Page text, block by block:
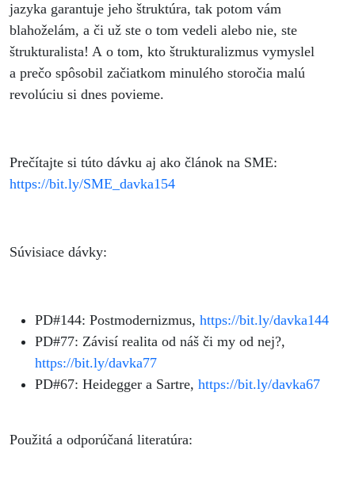
jazyka garantuje jeho štruktúra, tak potom vám
blahoželám, a či už ste o tom vedeli alebo nie, ste
štrukturalista! A o tom, kto štrukturalizmus vymyslel
a prečo spôsobil začiatkom minulého storočia malú
revolúciu si dnes povieme.
Prečítajte si túto dávku aj ako článok na SME:
https://bit.ly/SME_davka154
Súvisiace dávky:
PD#144: Postmodernizmus, https://bit.ly/davka144
PD#77: Závisí realita od náš či my od nej?,
https://bit.ly/davka77
PD#67: Heidegger a Sartre, https://bit.ly/davka67
Použitá a odporúčaná literatúra: